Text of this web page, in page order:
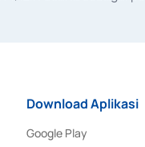
Download Aplikasi
Google Play